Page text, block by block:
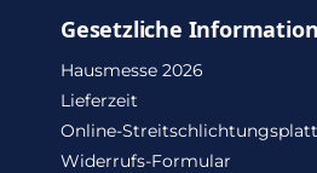
Gesetzliche
Hausmesse 2026
Lieferzeit
Online-
Widerrufs-Formular